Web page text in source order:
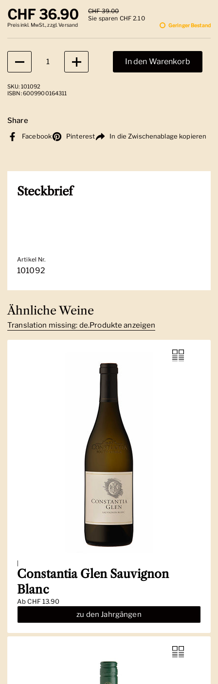
Regulärer Preis
CHF 36.90 Sale-Preis
CHF 39.00
Sie sparen CHF 2.10
Preis inkl. MwSt., zzgl. Versand Geringer Bestand
Anzahl
In den Warenkorb
SKU: 101092
ISBN: 6009900164311
Share
Facebook Pinterest In die Zwischenablage kopieren
Steckbrief
Artikel Nr.
101092
Ähnliche Weine
Translation missing: de.Produkte anzeigen
|
Constantia Glen Sauvignon
Blanc
AbCHF 13.90
zu den Jahrgängen